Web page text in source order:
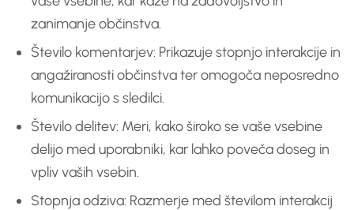
zanimanje občinstva.
Število komentarjev: Prikazuje stopnjo interakcije in
angažiranosti občinstva ter omogoča neposredno
komunikacijo s sledilci.
Število delitev: Meri, kako široko se vaše vsebine
delijo med uporabniki, kar lahko poveča doseg in
vpliv vaših vsebin.
Stopnja odziva: Razmerje med številom interakcij